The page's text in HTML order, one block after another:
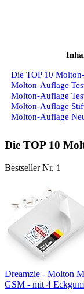
Die TOP 10
Molton-Auflage
Molton-Auflage
Molton-Auflage
Molton-Auflage
Die TOP 10
Bestseller Nr. 1
Dreamzie - Molton
GSM - mit 4